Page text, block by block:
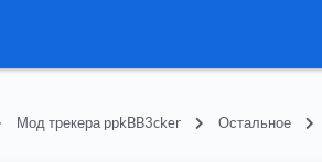
Мод трекера ppkBB3cker Остальное